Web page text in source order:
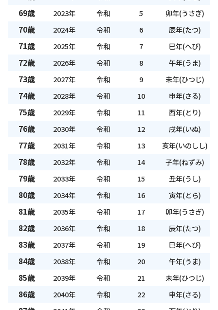
69歳 2023年 令和 5 卯年(うさぎ)
70歳 2024年 令和 6 辰年(たつ)
71歳 2025年 令和 7 巳年(へび)
72歳 2026年 令和 8 午年(うま)
73歳 2027年 令和 9 未年(ひつじ)
74歳 2028年 令和 10 申年(さる)
75歳 2029年 令和 11 酉年(とり)
76歳 2030年 令和 12 戌年(いぬ)
77歳 2031年 令和 13 亥年(いのしし)
78歳 2032年 令和 14 子年(ねずみ)
79歳 2033年 令和 15 丑年(うし)
80歳 2034年 令和 16 寅年(とら)
81歳 2035年 令和 17 卯年(うさぎ)
82歳 2036年 令和 18 辰年(たつ)
83歳 2037年 令和 19 巳年(へび)
84歳 2038年 令和 20 午年(うま)
85歳 2039年 令和 21 未年(ひつじ)
86歳 2040年 令和 22 申年(さる)